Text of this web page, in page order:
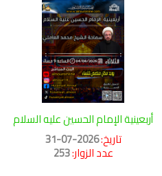
أربعينية الإمام الحسين عليه السلام
تاريخ:2026-07-31
عدد الزوار:253